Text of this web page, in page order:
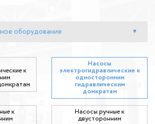
оборудование
к
Насосы
электрогидравлические к
односторонним
гидравлическим
домкратам
к Насосы ручные к
двусторонним